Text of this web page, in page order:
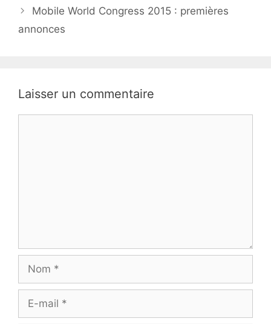
Mobile World Congress 2015 : premières
annonces
Laisser un commentaire
Nom